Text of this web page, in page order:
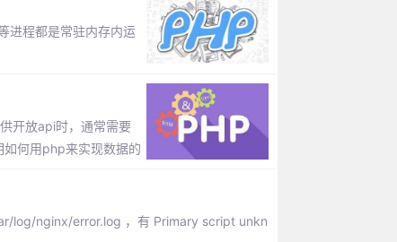
进程都是常驻内存内运
开放api时，通常需要
如何用php来实现数据的
log/nginx/error.log ，有 Primary script unkn